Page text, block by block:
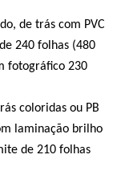
de trás com PVC
240 folhas (480
fotográfico 230
coloridas ou PB
laminação brilho
de 210 folhas